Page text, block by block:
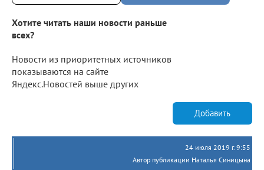
Хотите читать наши новости раньше
всех?
Новости из приоритетных источников
показываются на сайте
Яндекс.Новостей выше других
Добавить
24 июля 2019 г. 9:55
Автор публикации Наталья Синицына